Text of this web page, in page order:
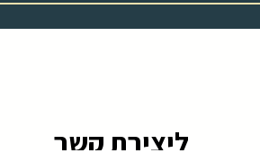
ליצירת קשר